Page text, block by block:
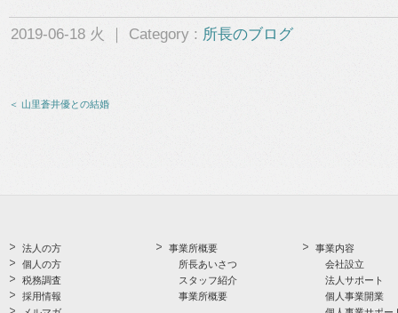
2019-06-18 火 ｜ Category : 所長のブログ
＜ 山里蒼井優との結婚
法人の方
個人の方
税務調査
採用情報
事業所概要
所長あいさつ
スタッフ紹介
事業所概要
事業内容
会社設立
法人サポート
個人事業開業